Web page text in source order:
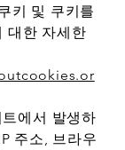
키 및 쿠키를
대한 자세한
에서 발생하
주소, 브라우